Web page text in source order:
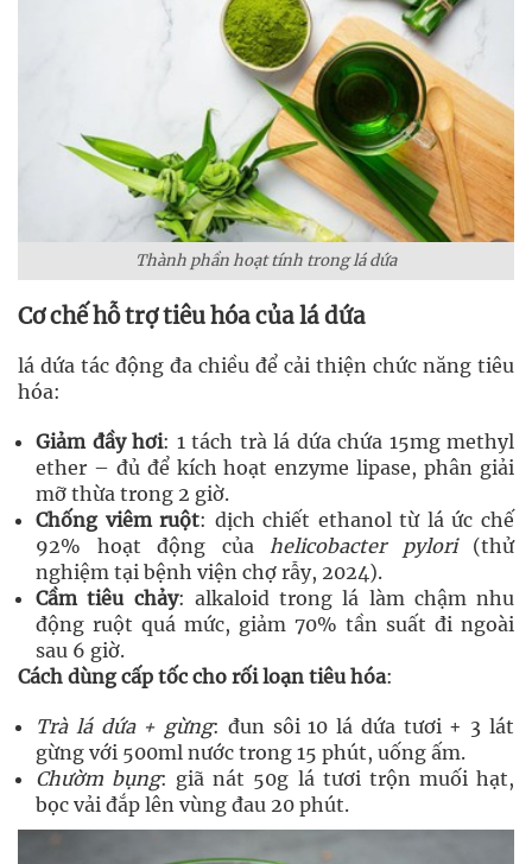
Thành phần hoạt tính trong lá dứa
Cơ chế hỗ trợ tiêu hóa của lá dứa
lá dứa tác động đa chiều để cải thiện chức năng tiêu
hóa:
Giảm đầy hơi: 1 tách trà lá dứa chứa 15mg methyl
ether – đủ để kích hoạt enzyme lipase, phân giải
mỡ thừa trong 2 giờ.
Chống viêm ruột: dịch chiết ethanol từ lá ức chế
92% hoạt động của helicobacter pylori(thử
nghiệm tại bệnh viện chợ rẫy, 2024).
Cầm tiêu chảy: alkaloid trong lá làm chậm nhu
động ruột quá mức, giảm 70% tần suất đi ngoài
sau 6 giờ.
Cách dùng cấp tốc cho rối loạn tiêu hóa:
Trà lá dứa + gừng: đun sôi 10 lá dứa tươi + 3 lát
gừng với 500ml nước trong 15 phút, uống ấm.
Chườm bụng: giã nát 50g lá tươi trộn muối hạt,
bọc vải đắp lên vùng đau 20 phút.